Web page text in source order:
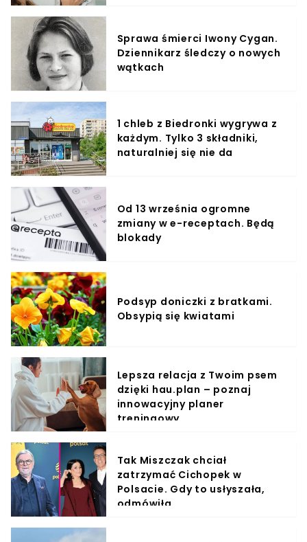
Sprawa śmierci Iwony Cygan.
Dziennikarz śledczy o nowych
wątkach
1 chleb z Biedronki wygrywa z
każdym. Tylko 3 składniki,
naturalniej się nie da
Od 13 września ogromne
zmiany w e-receptach. Będą
blokady
Podsyp doniczki z bratkami.
Obsypią się kwiatami
Lepsza relacja z Twoim psem
dzięki hau.plan – poznaj
innowacyjny planer
treningowy
Tak Miszczak chciał
zatrzymać Cichopek w
Polsacie. Gdy to usłyszała,
odmówiła